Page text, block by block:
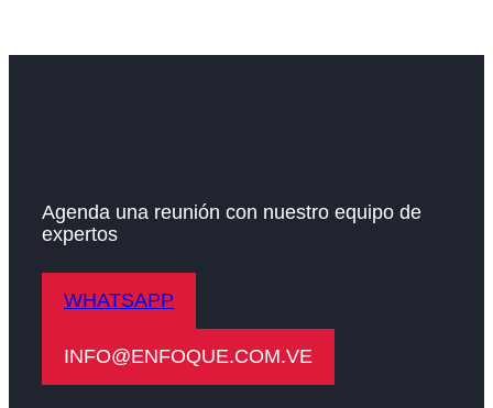
Agenda una reunión con nuestro equipo de
expertos
WHATSAPP
INFO@ENFOQUE.COM.VE